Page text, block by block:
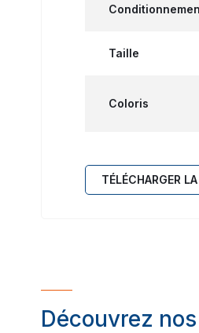
Taille
Coloris
TÉLÉCHARGER
Découvrez